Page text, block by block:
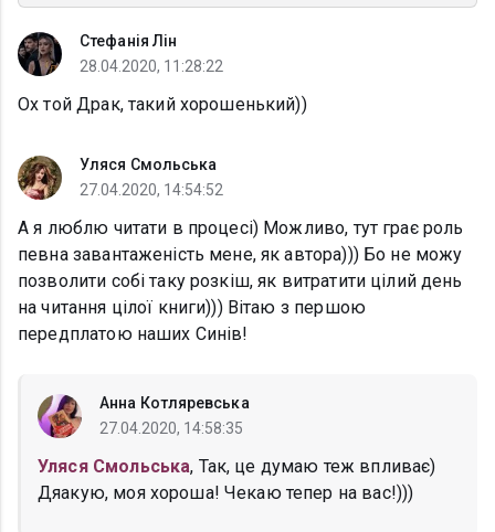
Стефанія Лін
28.04.2020, 11:28:22
Ох той Драк, такий хорошенький))
Уляся Смольська
27.04.2020, 14:54:52
А я люблю читати в процесі) Можливо, тут грає роль
певна завантаженість мене, як автора))) Бо не можу
позволити собі таку розкіш, як витратити цілий день
на читання цілої книги))) Вітаю з першою
передплатою наших Синів!
Анна Котляревська
27.04.2020, 14:58:35
Уляся Смольська, Так, це думаю теж впливає)
Дяакую, моя хороша! Чекаю тепер на вас!)))